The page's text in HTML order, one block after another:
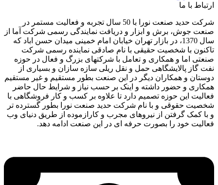
ارتباط با ما
شرکت حدید صنعت نورا با 50 سال تجربه و فعالیت مستمر در
صنعت جوش، برش و ابزار و دریافت نمایندگی رسمی شرکت آما از
سال 1370، در بازار تهران خیابان امام خمینی میدان حسن اباد که
تاکنون با شخصیت حقیقی با نام صادقی نماینده رسمی شرکت
صنعتی اما و همکاری و تعامل با شرکتهای بزرگ و فعال در حوزه
نفت گاز پالایشگاهی حمل و نقل ریلی سازه سازان و بسیاری از
دوستان و همکاران دیگر در این صنعت بطور مستقیم و غیر مستقیم
همکاری و حضور داشته و اینک بر حسب نیاز و شرایط حال حاضر
فعالیت این حوزه تصمیم دارد تا علاوه بر کسب و کار فروشگاهی با
شخصیت حقوقی و با نام شرکت حدید صنعت نورا بطور گسترده تر
و با کمک گرفتن از نیروهای مجرب و کارازموده از طریق دنیای وب
فعالیت خود را بصورت حرفه ای در این صنعت ادامه دهد.